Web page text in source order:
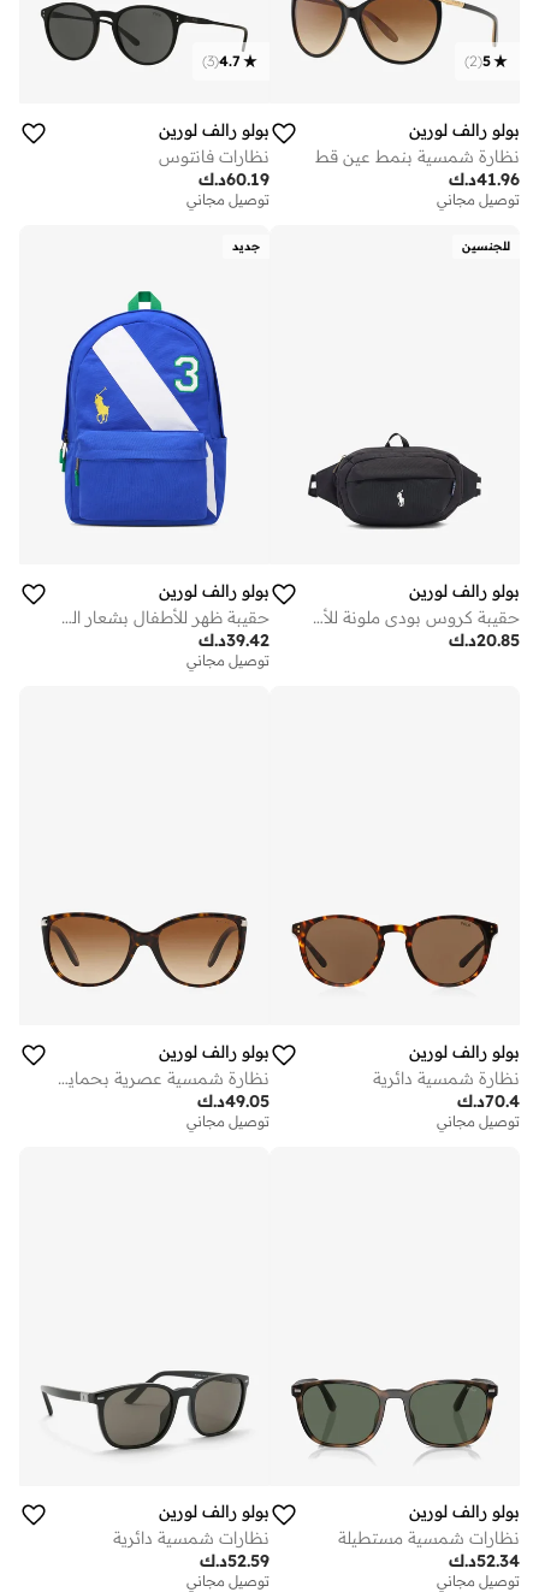
5
(
2
)
بولو رالف لورين
نظارة شمسية بنمط عين قط
د.ك41.96
توصيل مجاني
4.7
(
3
)
بولو رالف لورين
نظارات فانتوس
د.ك60.19
توصيل مجاني
للجنسين
بولو رالف لورين
حقيبة كروس بودي ملونة للأطفال
د.ك20.85
جديد
بولو رالف لورين
حقيبة ظهر للأطفال بشعار الحصان الكبير واللافتة
د.ك39.42
توصيل مجاني
بولو رالف لورين
نظارة شمسية دائرية
د.ك70.4
توصيل مجاني
بولو رالف لورين
نظارة شمسية عصرية بحماية من اشعة الشمس
د.ك49.05
توصيل مجاني
بولو رالف لورين
نظارات شمسية مستطيلة
د.ك52.34
توصيل مجاني
بولو رالف لورين
نظارات شمسية دائرية
د.ك52.59
توصيل مجاني